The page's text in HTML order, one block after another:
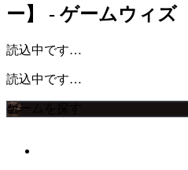
ー】 - ゲームウィズ
読込中です…
読込中です…
ゲームを探す